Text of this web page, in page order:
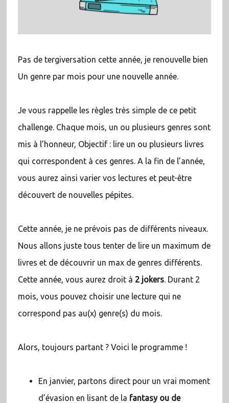
Pas de tergiversation cette année, je renouvelle bien
Un genre par mois pour une nouvelle année.
Je vous rappelle les règles très simple de ce petit
challenge. Chaque mois, un ou plusieurs genres sont
mis à l’honneur, Objectif : lire un ou plusieurs livres
qui correspondent à ces genres. A la fin de l’année,
vous aurez ainsi varier vos lectures et peut-être
découvert de nouvelles pépites.
Cette année, je ne prévois pas de différents niveaux.
Nous allons juste tous tenter de lire un maximum de
livres et de découvrir un max de genres différents.
Cette année, vous aurez droit à 2 jokers. Durant 2
mois, vous pouvez choisir une lecture qui ne
correspond pas au(x) genre(s) du mois.
Alors, toujours partant ? Voici le programme !
En janvier, partons direct pour un vrai moment
d’évasion en lisant de la fantasy ou de